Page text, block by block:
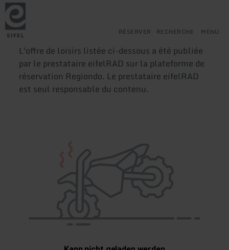
Retour
à
la
page
d'accueil
RÉSERVER RECHERCHE MENU
L'offre de loisirs listée ci-dessous a été publiée
par le prestataire eifelRAD sur la plateforme de
réservation Regiondo. Le prestataire eifelRAD
est seul responsable du contenu.